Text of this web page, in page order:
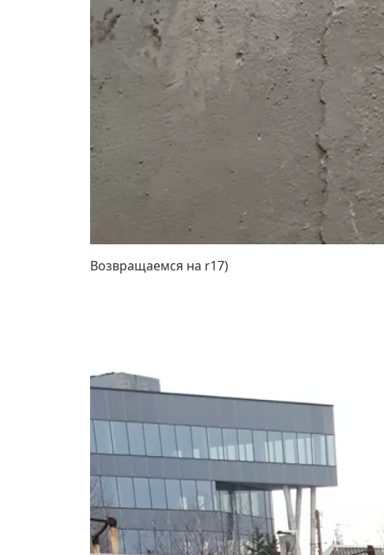
Возвращаемся на r17)